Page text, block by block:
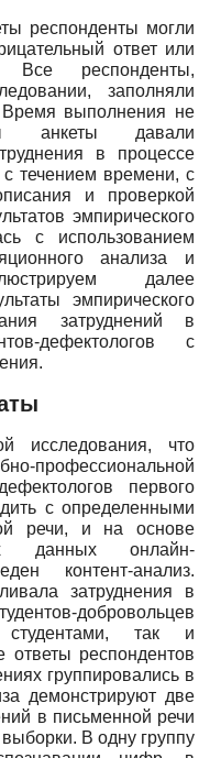
респонденты могли
ответ или
Все респонденты,
заполняли
Время выполнения не
анкеты давали
в процессе
течением времени, с
и проверкой
эмпирического
с использованием
анализа и
далее
эмпирического
затруднений в
дефектологов с
исследования, что
первого
с определенными
речи, и на основе
данных онлайн-
контент-анализ.
затруднения в
добровольцев
так и
ответы респондентов
группировались в
демонстрируют две
в письменной речи
В одну группу